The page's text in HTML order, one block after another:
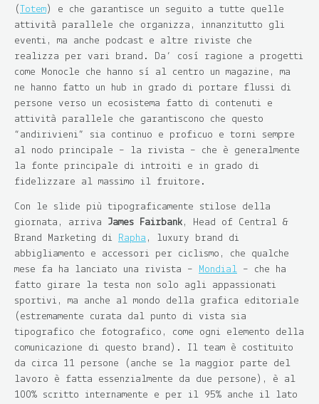
(
Totem ) e che garantisce un seguito a tutte quelle
attività parallele che organizza, innanzitutto gli
eventi, ma anche podcast e altre riviste che
realizza per vari brand. Da’ così ragione a progetti
come Monocle che hanno sì al centro un magazine, ma
ne hanno fatto un hub in grado di portare flussi di
persone verso un ecosistema fatto di contenuti e
attività parallele che garantiscono che questo
“andirivieni” sia continuo e proficuo e torni sempre
al nodo principale – la rivista – che è generalmente
la fonte principale di introiti e in grado di
fidelizzare al massimo il fruitore.
Con le slide più tipograficamente stilose della
giornata, arriva James Fairbank , Head of Central &
Brand Marketing di
Rapha , luxury brand di
abbigliamento e accessori per ciclismo, che qualche
mese fa ha lanciato una rivista –
Mondial – che ha
fatto girare la testa non solo agli appassionati
sportivi, ma anche al mondo della grafica editoriale
(estremamente curata dal punto di vista sia
tipografico che fotografico, come ogni elemento della
comunicazione di questo brand). Il team è costituito
da circa 11 persone (anche se la maggior parte del
lavoro è fatta essenzialmente da due persone), è al
100% scritto internamente e per il 95% anche il lato